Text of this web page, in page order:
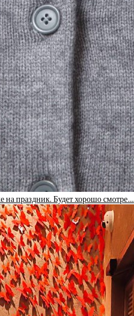
праздник. Будет хорошо смотре…